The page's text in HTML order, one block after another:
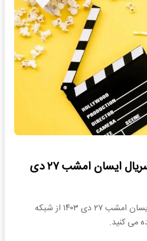
ساعت پخش و تکرار سریال ایسان امشب ۲۷ دی
ساعت پخش و تکرار سریال ایسان امشب ۲۷ دی ۱۴۰۳ از شبکه
می کنید.